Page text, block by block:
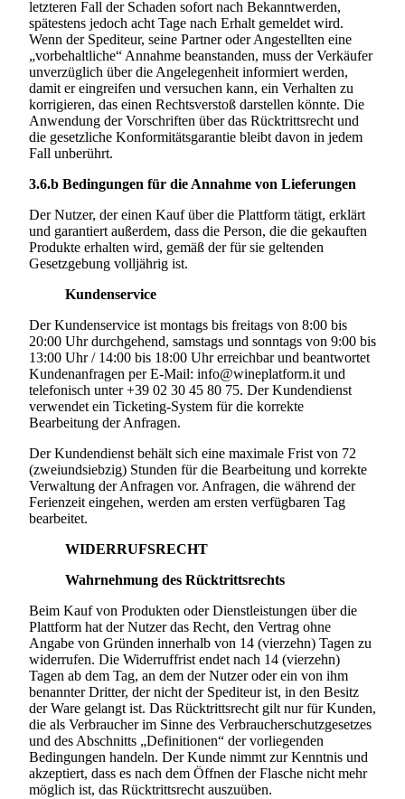
letzteren Fall der Schaden sofort nach Bekanntwerden,
spätestens jedoch acht Tage nach Erhalt gemeldet wird.
Wenn der Spediteur, seine Partner oder Angestellten eine
„vorbehaltliche“ Annahme beanstanden, muss der Verkäufer
unverzüglich über die Angelegenheit informiert werden,
damit er eingreifen und versuchen kann, ein Verhalten zu
korrigieren, das einen Rechtsverstoß darstellen könnte. Die
Anwendung der Vorschriften über das Rücktrittsrecht und
die gesetzliche Konformitätsgarantie bleibt davon in jedem
Fall unberührt.
3.6.b Bedingungen für die Annahme von Lieferungen
Der Nutzer, der einen Kauf über die Plattform tätigt, erklärt
und garantiert außerdem, dass die Person, die die gekauften
Produkte erhalten wird, gemäß der für sie geltenden
Gesetzgebung volljährig ist.
Kundenservice
Der Kundenservice ist montags bis freitags von 8:00 bis
20:00 Uhr durchgehend, samstags und sonntags von 9:00 bis
13:00 Uhr / 14:00 bis 18:00 Uhr erreichbar und beantwortet
Kundenanfragen per E-Mail: info@wineplatform.it und
telefonisch unter +39 02 30 45 80 75. Der Kundendienst
verwendet ein Ticketing-System für die korrekte
Bearbeitung der Anfragen.
Der Kundendienst behält sich eine maximale Frist von 72
(zweiundsiebzig) Stunden für die Bearbeitung und korrekte
Verwaltung der Anfragen vor. Anfragen, die während der
Ferienzeit eingehen, werden am ersten verfügbaren Tag
bearbeitet.
WIDERRUFSRECHT
Wahrnehmung des Rücktrittsrechts
Beim Kauf von Produkten oder Dienstleistungen über die
Plattform hat der Nutzer das Recht, den Vertrag ohne
Angabe von Gründen innerhalb von 14 (vierzehn) Tagen zu
widerrufen. Die Widerruffrist endet nach 14 (vierzehn)
Tagen ab dem Tag, an dem der Nutzer oder ein von ihm
benannter Dritter, der nicht der Spediteur ist, in den Besitz
der Ware gelangt ist. Das Rücktrittsrecht gilt nur für Kunden,
die als Verbraucher im Sinne des Verbraucherschutzgesetzes
und des Abschnitts „Definitionen“ der vorliegenden
Bedingungen handeln. Der Kunde nimmt zur Kenntnis und
akzeptiert, dass es nach dem Öffnen der Flasche nicht mehr
möglich ist, das Rücktrittsrecht auszuüben.